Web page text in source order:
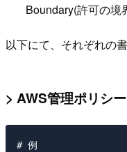
Boundary(許可の境
以下にて、それぞれの
> AWS管理ポリシー
# 例